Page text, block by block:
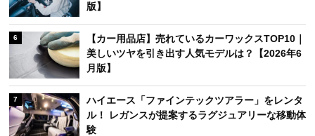
版】
6
【カー用品店】売れているカーワックスTOP10｜
美しいツヤを引き出す人気モデルは？【2026年6
月版】
7
ハイエース「ファインテックツアラー」をレンタ
ル！ レガンスが提案するラグジュアリーな移動体
験